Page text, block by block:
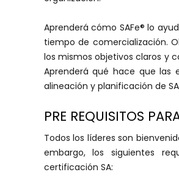
Aprenderá cómo SAFe® lo
tiempo de comercialización.
los mismos objetivos claros y
Aprenderá qué hace que
alineación y planificación de
PRE REQUISITOS
Todos los líderes son
embargo, los siguientes
certificación SA: